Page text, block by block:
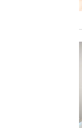
בעלות